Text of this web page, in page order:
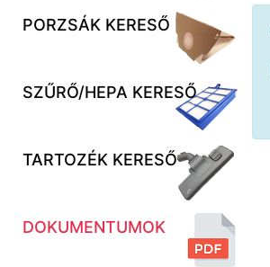
PORZSÁK KERESŐ
SZŰRŐ/HEPA KERESŐ
TARTOZÉK KERESŐ
DOKUMENTUMOK